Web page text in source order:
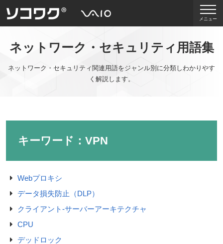
メニュー
ネットワーク・セキュリティ用語集
ネットワーク・セキュリティ関連用語をジャンル別に分類しわかりやす
く解説します。
キーワード：VPN
Webプロキシ
データ損失防止（DLP）
クライアント-サーバーアーキテクチャ
CPU
デッドロック